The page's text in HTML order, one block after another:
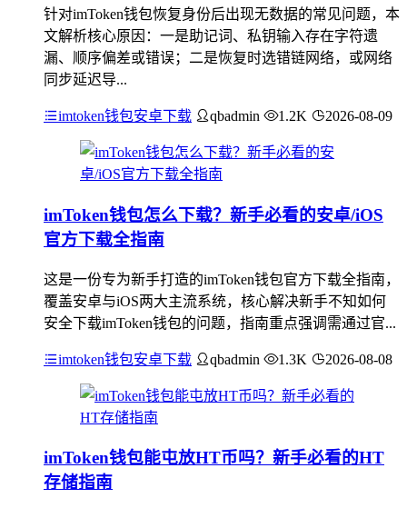
针对imToken钱包恢复身份后出现无数据的常见问题，本
文解析核心原因：一是助记词、私钥输入存在字符遗
漏、顺序偏差或错误；二是恢复时选错链网络，或网络
同步延迟导...
imtoken钱包安卓下载 qbadmin 1.2K 2026-08-09
imToken钱包怎么下载？新手必看的安卓/iOS
官方下载全指南
这是一份专为新手打造的imToken钱包官方下载全指南，
覆盖安卓与iOS两大主流系统，核心解决新手不知如何
安全下载imToken钱包的问题，指南重点强调需通过官...
imtoken钱包安卓下载 qbadmin 1.3K 2026-08-08
imToken钱包能屯放HT币吗？新手必看的HT
存储指南